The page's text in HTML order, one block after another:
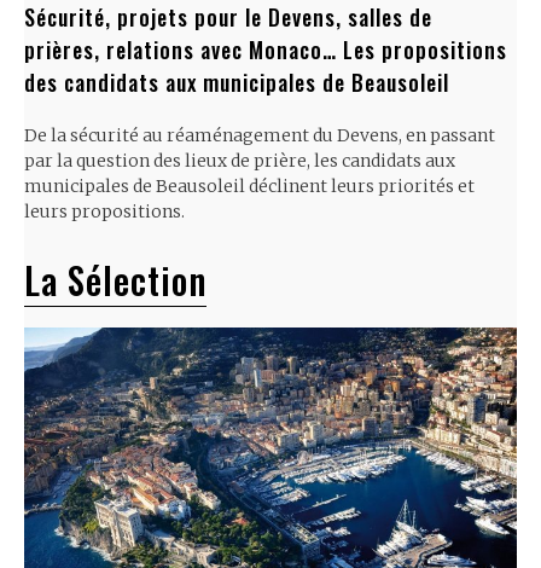
Sécurité, projets pour le Devens, salles de
prières, relations avec Monaco… Les propositions
des candidats aux municipales de Beausoleil
De la sécurité au réaménagement du Devens, en passant
par la question des lieux de prière, les candidats aux
municipales de Beausoleil déclinent leurs priorités et
leurs propositions.
La Sélection